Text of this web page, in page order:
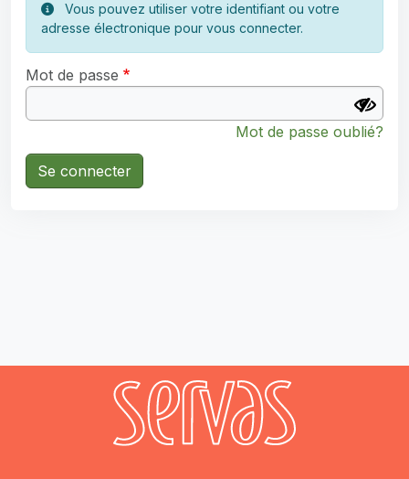
Vous pouvez utiliser votre identifiant ou votre
adresse électronique pour vous connecter.
Mot de passe
Mot de passe oublié?
Se connecter